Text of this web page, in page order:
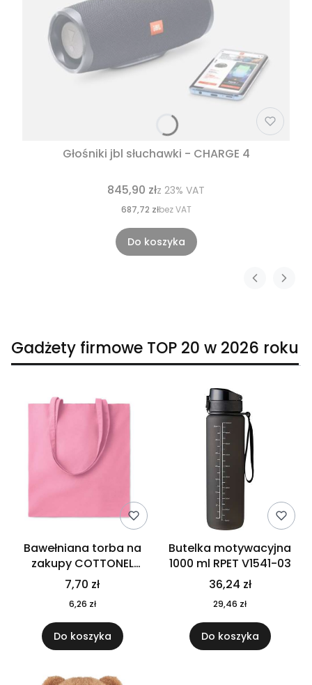
Głośniki jbl słuchawki - CHARGE 4
845,90 złz 23% VAT
687,72 złbez VAT
Do koszyka
Gadżety firmowe TOP 20 w 2026 roku
Bawełniana torba na
zakupy COTTONEL
COLOUR++ MO9846-11
7,70 zł
6,26 zł
Do koszyka
Butelka motywacyjna
1000 ml RPET V1541-03
36,24 zł
29,46 zł
Do koszyka